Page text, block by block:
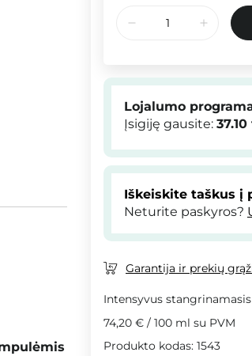
Lojalumo
Įsigiję gausite: 37.10
Iškeiskite taškus į
Neturite paskyros?
Garantija ir prekių
Intensyvus
74,20 € / 100 ml su PVM
Produkto kodas: 1543